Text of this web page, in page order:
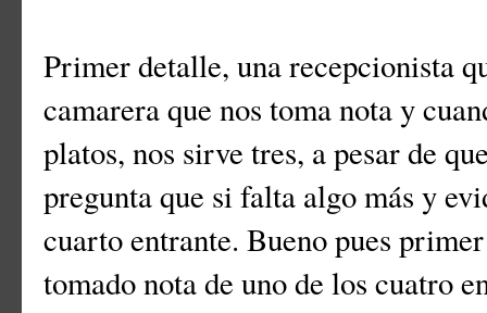
Primer detalle, una recepcionista
camarera que nos toma nota y
platos, nos sirve tres, a pesar de
pregunta que si falta algo más y
cuarto entrante. Bueno pues
tomado nota de uno de los cuatro